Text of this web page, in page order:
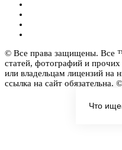
© Все права защищены. Все
статей, фотографий и
или владельцам лицензий на
ссылка на сайт обязательна.